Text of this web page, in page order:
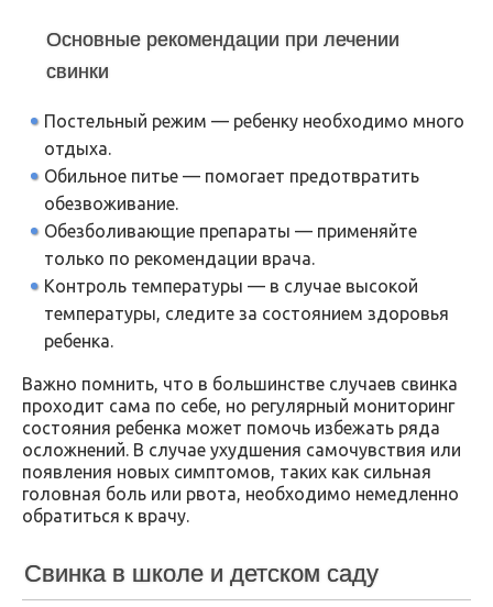
Основные рекомендации при лечении
свинки
Постельный режим — ребенку необходимо много
отдыха.
Обильное питье — помогает предотвратить
обезвоживание.
Обезболивающие препараты — применяйте
только по рекомендации врача.
Контроль температуры — в случае высокой
температуры, следите за состоянием здоровья
ребенка.
Важно помнить, что в большинстве случаев свинка
проходит сама по себе, но регулярный мониторинг
состояния ребенка может помочь избежать ряда
осложнений. В случае ухудшения самочувствия или
появления новых симптомов, таких как сильная
головная боль или рвота, необходимо немедленно
обратиться к врачу.
Свинка в школе и детском саду